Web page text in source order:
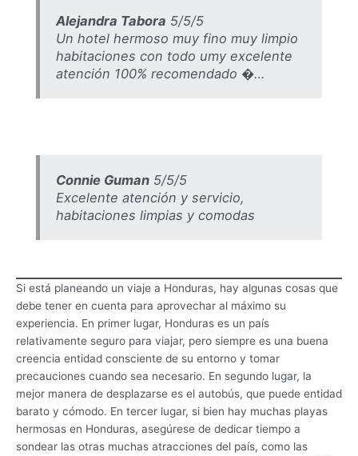
Alejandra Tabora 5/5/5
Un hotel hermoso muy fino muy limpio
habitaciones con todo umy excelente
atención 100% recomendado �…
Connie Guman5/5/5
Excelente atención y servicio,
habitaciones limpias y comodas
Si está planeando un viaje a Honduras, hay algunas cosas que
debe tener en cuenta para aprovechar al máximo su
experiencia. En primer lugar, Honduras es un país
relativamente seguro para viajar, pero siempre es una buena
creencia entidad consciente de su entorno y tomar
precauciones cuando sea necesario. En segundo lugar, la
mejor manera de desplazarse es el autobús, que puede entidad
barato y cómodo. En tercer lugar, si bien hay muchas playas
hermosas en Honduras, asegúrese de dedicar tiempo a
sondear las otras muchas atracciones del país, como las